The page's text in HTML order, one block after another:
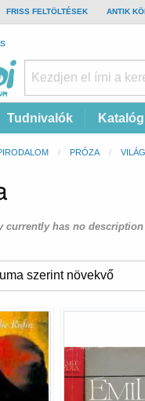
FRISS FELTÖLTÉSEK ANTIK
Tudnivalók
PRÓZA
currently has no description